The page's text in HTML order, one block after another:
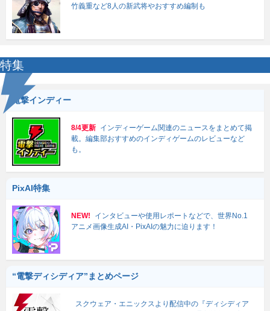
竹義重など8人の新武将やおすすめ編制も
特集
電撃インディー
8/4更新 インディーゲーム関連のニュースをまとめて掲
載。編集部おすすめのインディゲームのレビューなど
も。
PixAI特集
NEW!
インタビューや使用レポートなどで、世界No.1
アニメ画像生成AI・PixAIの魅力に迫ります！
“電撃ディシディア”まとめページ
スクウェア・エニックスより配信中の『ディシディア